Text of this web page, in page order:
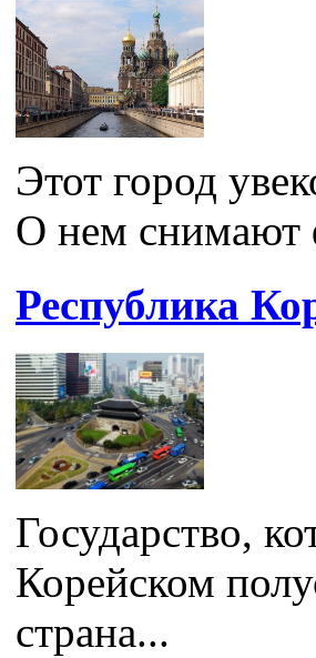
Этот город
О нем снимают
Республика
Государство,
Корейском
страна...